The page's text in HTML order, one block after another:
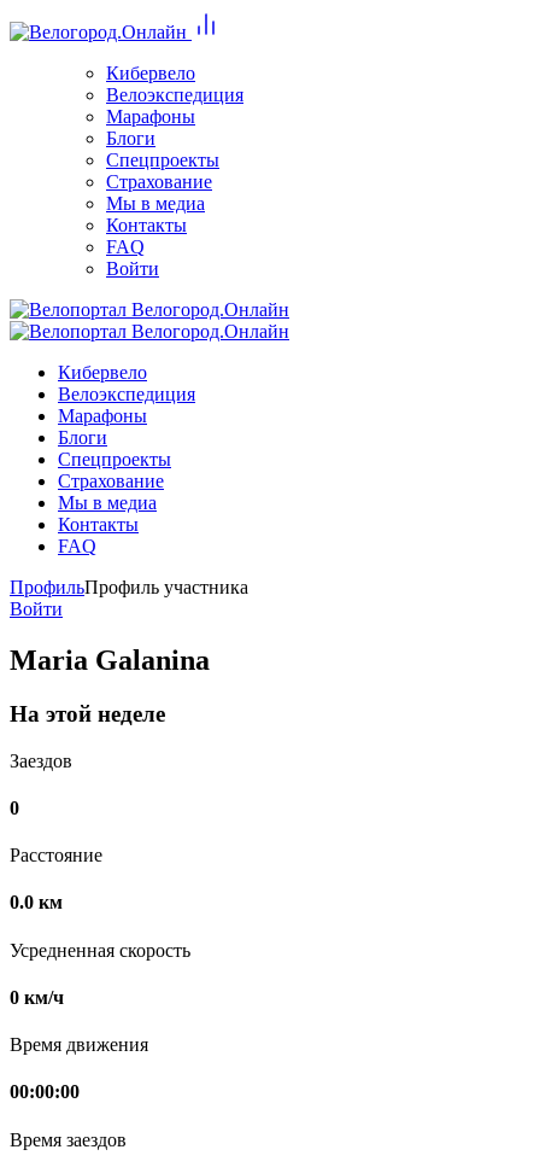
Кибервело
Велоэкспедиция
Марафоны
Блоги
Спецпроекты
Страхование
Мы в медиа
Контакты
FAQ
Войти
Кибервело
Велоэкспедиция
Марафоны
Блоги
Спецпроекты
Страхование
Мы в медиа
Контакты
FAQ
ПрофильПрофиль участника
Войти
Maria Galanina
На этой неделе
Заездов
0
Расстояние
0.0 км
Усредненная скорость
0 км/ч
Время движения
00:00:00
Время заездов